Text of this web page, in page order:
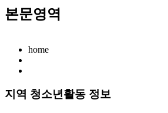
본문영역
home
지역 청소년활동 정보